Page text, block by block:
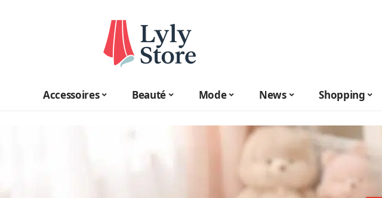
Accessoires Beauté Mode News Shopping